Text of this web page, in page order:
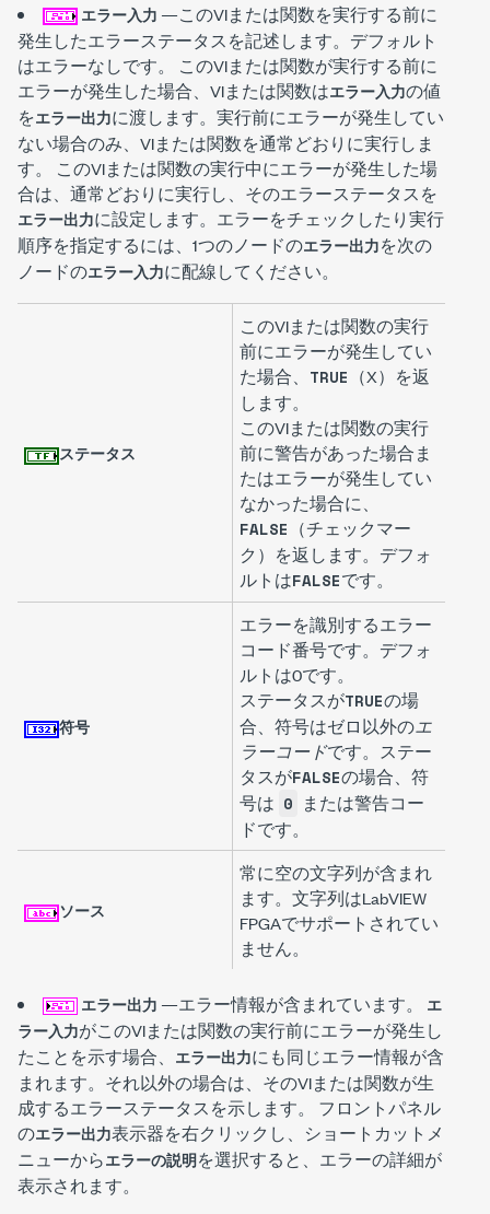
エラー入力 —このVIまたは関数を実行する前に
発生したエラーステータスを記述します。デフォルト
はエラーなしです。 このVIまたは関数が実行する前に
エラーが発生した場合、VIまたは関数はエラー入力の値
をエラー出力に渡します。実行前にエラーが発生してい
ない場合のみ、VIまたは関数を通常どおりに実行しま
す。 このVIまたは関数の実行中にエラーが発生した場
合は、通常どおりに実行し、そのエラーステータスを
エラー出力に設定します。エラーをチェックしたり実行
順序を指定するには、1つのノードのエラー出力を次の
ノードのエラー入力に配線してください。
ステータス
このVIまたは関数の実行
前にエラーが発生してい
た場合、 TRUE （X）を返
します。
このVIまたは関数の実行
前に警告があった場合ま
たはエラーが発生してい
なかった場合に、
FALSE （チェックマー
ク）を返します。デフォ
ルトはFALSEです。
符号
エラーを識別するエラー
コード番号です。デフォ
ルトは0です。
ステータスがTRUEの場
合、符号はゼロ以外のエ
ラーコードです。ステー
タスがFALSEの場合、符
号は 0 または警告コー
ドです。
ソース
常に空の文字列が含まれ
ます。文字列はLabVIEW
FPGAでサポートされてい
ません。
エラー出力 —エラー情報が含まれています。 エ
ラー入力がこのVIまたは関数の実行前にエラーが発生し
たことを示す場合、 エラー出力にも同じエラー情報が含
まれます。それ以外の場合は、そのVIまたは関数が生
成するエラーステータスを示します。 フロントパネル
のエラー出力表示器を右クリックし、ショートカットメ
ニューからエラーの説明を選択すると、エラーの詳細が
表示されます。